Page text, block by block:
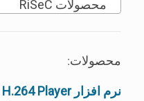
محصولات RiSeC
محصولات: